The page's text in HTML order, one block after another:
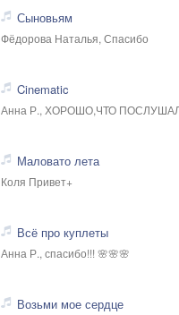
Сыновьям
Фёдорова Наталья, Спасибо
Cinematic
Анна Р., ХОРОШО,ЧТО
Маловато лета
Коля Привет+
Всё про куплеты
Анна Р., спасибо!!! 🌸🌸🌸
Возьми мое сердце